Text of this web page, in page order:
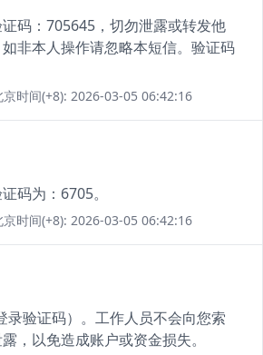
证码：705645，切勿泄露或转发他
非本人操作请忽略本短信。验证码
时间(+8): 2026-03-05 06:42:16
码为：6705。
时间(+8): 2026-03-05 06:42:16
录验证码）。工作人员不会向您索
，以免造成账户或资金损失。